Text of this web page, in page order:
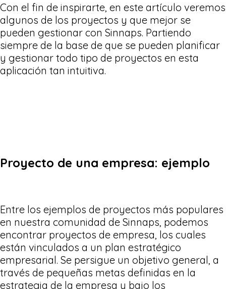
Con el fin de inspirarte, en este artículo veremos
algunos de los proyectos y que mejor se
pueden gestionar con Sinnaps. Partiendo
siempre de la base de que se pueden planificar
y gestionar todo tipo de proyectos en esta
aplicación tan intuitiva.
Proyecto de una empresa: ejemplo
Entre los ejemplos de proyectos más populares
en nuestra comunidad de Sinnaps, podemos
encontrar proyectos de empresa, los cuales
están vinculados a un plan estratégico
empresarial. Se persigue un objetivo general, a
través de pequeñas metas definidas en la
estrategia de la empresa y bajo los